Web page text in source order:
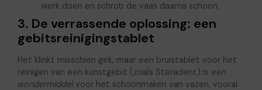
werk doen en schrob de vaas daarna schoon.
3. De verrassende oplossing: een
gebitsreinigingstablet
Het klinkt misschien gek, maar een bruistablet voor het
reinigen van een kunstgebit (zoals Steradent) is een
wondermiddelvoor het schoonmaken van vazen, vooral